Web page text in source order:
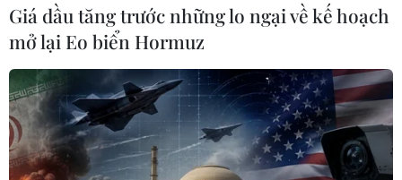
Thaco đã hoàn toàn “sạch bóng” khi không còn mẫu xe
nào xuất hiện trong danh sách top 10.
Giá dầu tăng trước những lo ngại về kế hoạch
mở lại Eo biển Hormuz